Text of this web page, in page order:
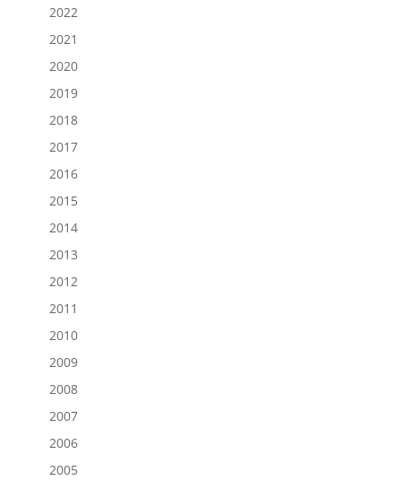
2022
2021
2020
2019
2018
2017
2016
2015
2014
2013
2012
2011
2010
2009
2008
2007
2006
2005